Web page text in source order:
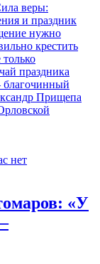
веры:
и праздник
нужно
крестить
праздника
благочинный
Прищепа
«У